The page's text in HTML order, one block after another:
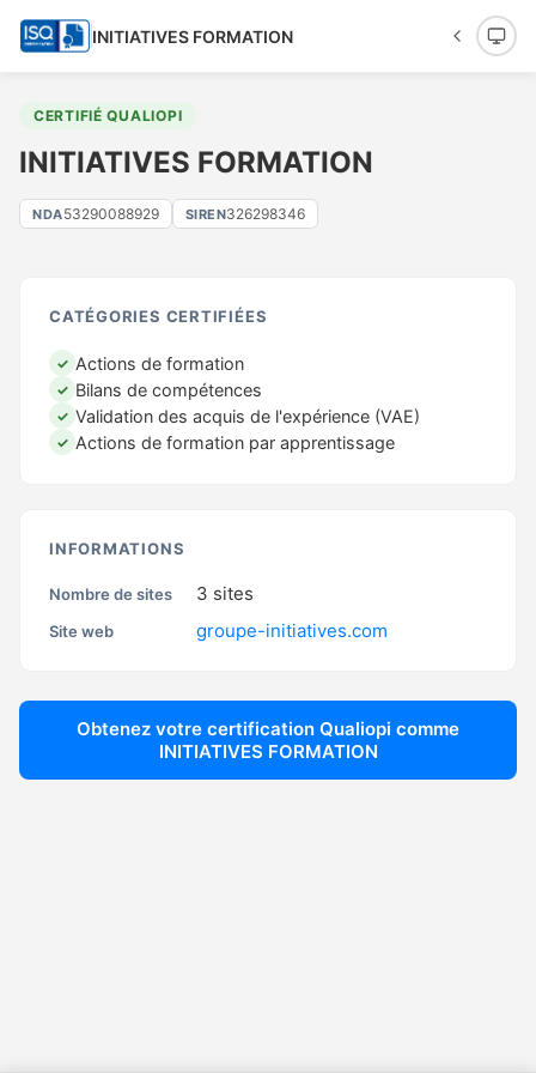
INITIATIVES FORMATION
CERTIFIÉ QUALIOPI
INITIATIVES FORMATION
NDA53290088929 SIREN326298346
CATÉGORIES CERTIFIÉES
✓ Actions de formation
✓ Bilans de compétences
✓ Validation des acquis de l'expérience (VAE)
✓ Actions de formation par apprentissage
INFORMATIONS
Nombre de sites 3 sites
Site web groupe-initiatives.com
Obtenez votre certification Qualiopi comme
INITIATIVES FORMATION